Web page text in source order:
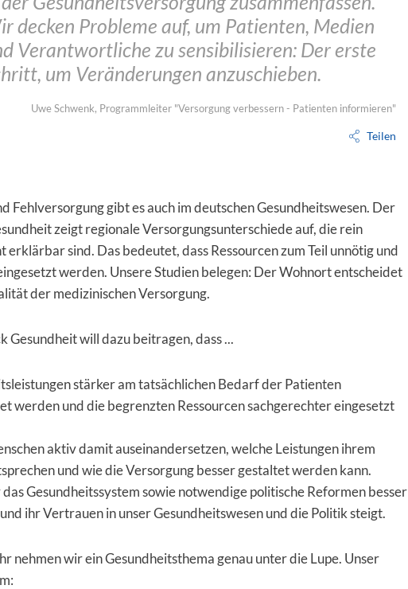
decken Probleme auf, um Patienten, Medien
Verantwortliche zu sensibilisieren: Der erste
um Veränderungen anzuschieben.
Uwe Schwenk, Programmleiter "Versorgung verbessern - Patienten informieren"
Teilen
Fehlversorgung gibt es auch im deutschen Gesundheitswesen. Der
zeigt regionale Versorgungsunterschiede auf, die rein
erklärbar sind. Das bedeutet, dass Ressourcen zum Teil unnötig und
werden. Unsere Studien belegen: Der Wohnort entscheidet
der medizinischen Versorgung.
Gesundheit will dazu beitragen, dass ...
stärker am tatsächlichen Bedarf der Patienten
werden und die begrenzten Ressourcen sachgerechter eingesetzt
aktiv damit auseinandersetzen, welche Leistungen ihrem
und wie die Versorgung besser gestaltet werden kann.
Gesundheitssystem sowie notwendige politische Reformen besser
ihr Vertrauen in unser Gesundheitswesen und die Politik steigt.
nehmen wir ein Gesundheitsthema genau unter die Lupe. Unser